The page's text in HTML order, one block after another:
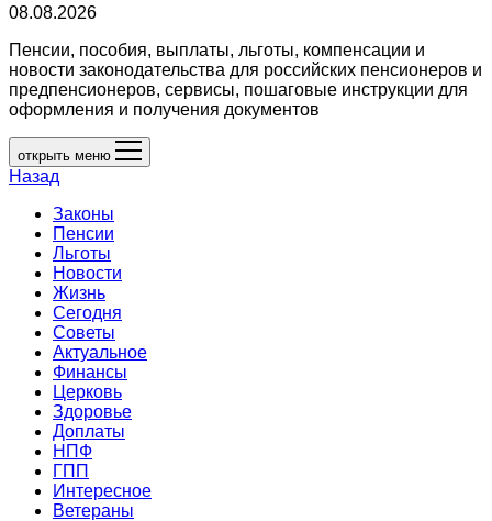
08.08.2026
Пенсии, пособия, выплаты, льготы, компенсации и
новости законодательства для российских пенсионеров и
предпенсионеров, сервисы, пошаговые инструкции для
оформления и получения документов
открыть меню
Назад
Законы
Пенсии
Льготы
Новости
Жизнь
Сегодня
Советы
Актуальное
Финансы
Церковь
Здоровье
Доплаты
НПФ
ГПП
Интересное
Ветераны